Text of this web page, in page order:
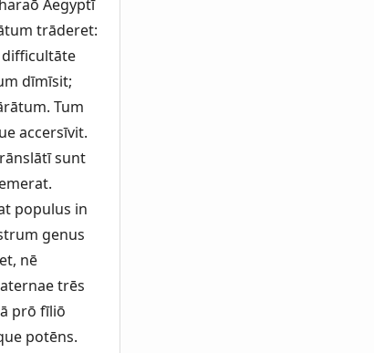
Aegyptī
trāderet:
difficultāte
dīmīsit;
Tum
accersīvit.
sunt
populus in
genus
nē
trēs
prō fīliō
potēns.